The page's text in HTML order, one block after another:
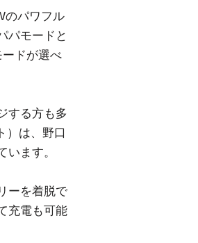
のパワフル
パモードと
ドが選べ
する方も多
）は、野口
ます。
ーを着脱で
充電も可能